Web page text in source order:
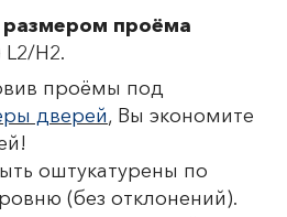
размером проёма
H2.
проёмы под
дверей, Вы экономите
оштукатурены по
(без отклонений).